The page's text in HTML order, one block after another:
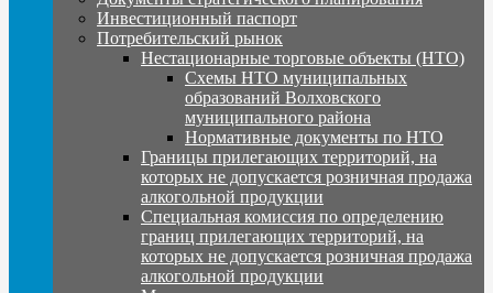
Инвестиционный паспорт
Потребительский рынок
Нестационарные торговые объекты (НТО)
Схемы НТО муниципальных
образований Волховского
муниципального района
Нормативные документы по НТО
Границы прилегающих территорий, на
которых не допускается розничная продажа
алкогольной продукции
Специальная комиссия по определению
границ прилегающих территорий, на
которых не допускается розничная продажа
алкогольной продукции